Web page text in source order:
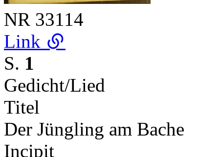
NR 33114
Link
S. 1
Gedicht/Lied
Titel
Der Jüngling am Bache
Incipit